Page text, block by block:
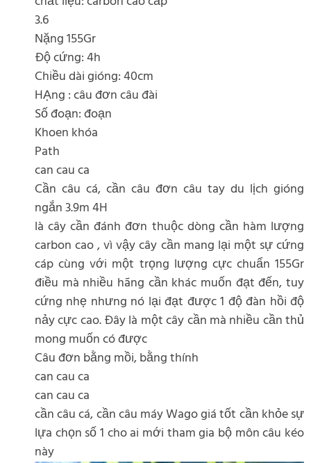
3.6
Nặng 155Gr
Độ cứng: 4h
Chiều dài gióng: 40cm
HẠng : câu đơn câu đài
Số đoạn: đoạn
Khoen khóa
Path
can cau ca
Cần câu cá, cần câu đơn câu tay du lịch gióng
ngắn 3.9m 4H
là cây cần đánh đơn thuộc dòng cần hàm lượng
carbon cao , vì vậy cây cần mang lại một sự cứng
cáp cùng với một trọng lượng cực chuẩn 155Gr
điều mà nhiều hãng cần khác muốn đạt đến, tuy
cứng nhẹ nhưng nó lại đạt được 1 độ đàn hồi độ
nảy cực cao. Đây là một cây cần mà nhiều cần thủ
mong muốn có được
Câu đơn bằng mồi, bằng thính
can cau ca
can cau ca
cần câu cá, cần câu máy Wago giá tốt cần khỏe sự
lựa chọn số 1 cho ai mới tham gia bộ môn câu kéo
này